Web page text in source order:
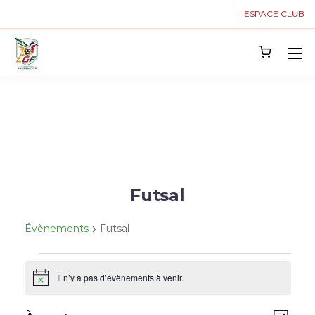
ESPACE CLUB
Futsal
Évènements Futsal
Notice Il n’y a pas d’évènements à venir.